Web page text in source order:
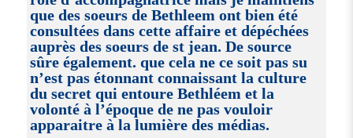
que des soeurs de Bethleem ont bien été
consultées dans cette affaire et dépéchées
auprès des soeurs de st jean. De source
sûre également. que cela ne ce soit pas su
n’est pas étonnant connaissant la culture
du secret qui entoure Bethléem et la
volonté à l’époque de ne pas vouloir
apparaitre à la lumière des médias.